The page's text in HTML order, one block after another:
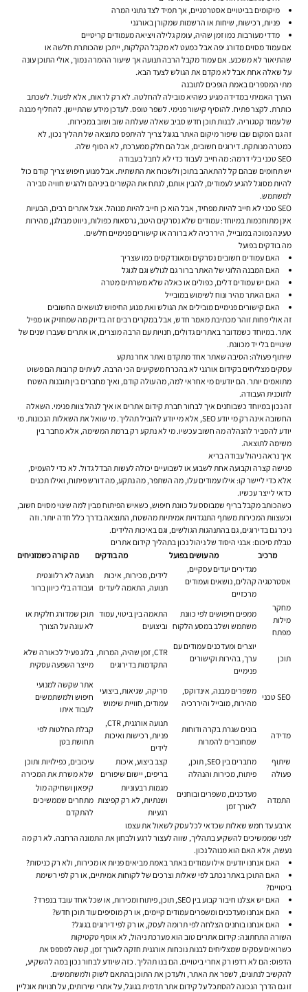
מיקומים בביטויים אסטרטגיים, אך תמיד לצד נתוני המרה
פניות, רכישות, שיחות או הרשמות שמקורן באורגני
מדדי מעורבות כמו זמן שהיה, עומק גלילה ויציאה מעמודים קריטיים
אם עמוד מסוים מדורג יפה אבל כמעט לא מקבל הקלקות, ייתכן שהכותרת חלשה או
שהתיאור לא משכנע. אם עמוד מקבל הרבה תנועה אך שיעור ההמרה נמוך, אולי התוכן עונה
על שאלה אחת אבל לא מקדם את הגולש לצעד הבא.
מתי המספרים באמת הופכים לתובנה
הערך האמיתי במדידה מגיע כשהיא מובילה להחלטה. לא רק לראות, אלא לפעול. לשכתב
כותרת. לקצר פתיח. להוסיף קישור פנימי. לשפר טופס. לעדכן מידע שהתיישן. להחליף מבנה
של עמוד קטגוריה. לבנות תוכן חדש סביב שאלה שעלתה שוב ושוב במכירות.
זה גם המקום שבו שיפור מיקום האתר בגוגלצריך להיתפס כתוצאה של תהליך נכון, לא
כמטרה מנותקת. דירוגים חשובים, אבל הם חלק ממערכת, לא הסוף שלה.
SEO טכני בלי דרמה: מה חייב לעבוד כדי לא לחבל בעבודה
יש תחומים שבהם קל להתאהב בתוכן ולשכוח את התשתית. אבל מנוע חיפוש צריך קודם כול
להיות מסוגל להגיע לעמודים, להבין אותם, לנתח את הקשרים ביניהם ולהגיש חוויה סבירה
למשתמש.
SEO טכני לא חייב להיות מפחיד, אבל הוא כן חייב להיות מנוהל. אצל אתרים רבים, הבעיות
אינן מתוחכמות במיוחד: עמודים שלא נסרקים היטב, גרסאות כפולות, ניווט מבולגן, מהירות
טעינה נמוכה במובייל, היררכיה לא ברורה או קישורים פנימיים חלשים.
מה בודקים בפועל
האם עמודים חשובים נסרקים ומאונדקסים כמו שצריך
האם המבנה הלוגי של האתר ברור גם לגולש וגם לגוגל
האם יש עמודים דלים, כפולים או כאלה שלא משרתים מטרה
האם האתר מהיר ונוח לשימוש במובייל
האם קישורים פנימיים מובילים את הגולש ואת מנוע החיפוש לנושאים החשובים
זה אולי פחות זוהר מכתיבת מאמר חדש, אבל במקרים רבים זה בדיוק מה שמחזיק או מפיל
אתר. במיוחד כשמדובר באתרים גדולים, חנויות עם הרבה מוצרים, או אתרים שעברו שנים של
שינויים בלי יד מכוונת.
שיתוף פעולה: הסיבה שאתר אחד מתקדם ואתר אחר נתקע
עסקים מצליחים בקידום אורגני לא בהכרח משקיעים הכי הרבה. לעיתים קרובות הם פשוט
מתואמים יותר. הם יודעים מי אחראי למה, מה עולה קודם, ואיך מחברים בין תובנות השטח
לתוכנית העבודה.
זה נכון במיוחד כשבוחנים איך לבחור חברת קידום אתרים או איך לנהל צוות פנימי. השאלה
החשובה אינה רק מי יודע SEO, אלא מי יודע להוביל תהליך. מי שואל את השאלות הנכונות. מי
יודע להסביר להנהלה מה חשוב עכשיו. מי לא נתקע רק ברמת המשימה, אלא מחבר בין
משימה לתוצאה.
איך נראה ניהול עבודה בריא
פגישה קצרה וקבועה אחת לשבוע או לשבועיים יכולה לעשות הבדל גדול. לא כדי להעמיס,
אלא כדי ליישר קו: אילו עמודים עלו, מה השתפר, מה נתקע, מה דורש פיתוח, ואילו תכנים
כדאי לייצר עכשיו.
כשהכותב מקבל בריף שמבוסס על כוונת חיפוש, כשאיש הפיתוח מבין למה שינוי מסוים חשוב,
וכשצוות המכירות משתף התנגדויות אמיתיות מהשטח, התוצאה בדרך כלל חדה יותר. וזה
ניכר גם בדירוגים, גם בהתנהגות הגולשים, וגם באיכות הלידים.
טבלת סיכום: אבני היסוד של ניהול נכון בתהליך קידום אתרים
מרכיב
מה עושים בפועל מה בודקים מה קורה כשמזניחים
אסטרטגיה
מגדירים יעדים עסקיים,
קהלים, נושאים ועמודים
מרכזיים
לידים, מכירות, איכות
תנועה, התאמה ליעדים
תנועה לא רלוונטית
ועבודה בלי כיוון ברור
מחקר
מילות
מפתח
ממפים חיפושים לפי כוונת
משתמש ושלב במסע הלקוח
התאמה בין ביטוי, עמוד
וביצועים
תוכן שמדורג חלקית או
לא עונה על הצורך
תוכן
יוצרים ומעדכנים עמודים עם
ערך, בהירות וקישורים
פנימיים
CTR, זמן שהיה, המרות,
התקדמות בדירוגים
בלוג פעיל לכאורה שלא
מייצר השפעה עסקית
SEO טכני
משפרים מבנה, אינדוקס,
מהירות, מובייל והיררכיה
סריקה, שגיאות, ביצועי
עמודים, חוויית שימוש
אתר שקשה למנועי
חיפוש ולמשתמשים
לעבוד איתו
מדידה
בונים שגרת בקרה ודוחות
שמחוברים להמרות
תנועה אורגנית, CTR,
פניות, רכישות ואיכות
לידים
קבלת החלטות לפי
תחושת בטן
שיתוף
פעולה
מחברים בין SEO, תוכן,
פיתוח, מכירות והנהלה
קצב ביצוע, איכות
בריפים, יישום שיפורים
עיכובים, כפילויות ותוכן
שלא משרת את המכירה
התמדה
מעדכנים, משפרים ובוחנים
לאורך זמן
מגמות רבעוניות
ושנתיות, לא רק קפיצות
רגעיות
קיפאון ושחיקה מול
מתחרים שממשיכים
להתקדם
ארבע עד חמש שאלות שכדאי לכל עסק לשאול את עצמו
לפני שממשיכים להשקיע בתהליך, שווה לעצור לרגע ולבחון את התמונה הרחבה. לא רק מה
נעשה, אלא האם הוא מנוהל נכון.
האם אנחנו יודעים אילו עמודים באתר באמת מביאים פניות או מכירות, ולא רק כניסות?
האם התוכן באתר נכתב לפי שאלות וצרכים של לקוחות אמיתיים, או רק לפי רשימת
ביטויים?
האם יש אצלנו חיבור קבוע בין SEO, תוכן, פיתוח ומכירות, או שכל אחד עובד בנפרד?
האם אנחנו מעדכנים ומשפרים עמודים קיימים, או רק מוסיפים עוד תוכן חדש?
האם אנחנו בוחנים הצלחה לפי תרומה לעסק, או רק לפי דירוגים בגוגל?
השורה התחתונה: קידום אתרים טוב הוא מערכת ניהול, לא אוסף טקטיקות
כשרואים עסקים שמצליחים לבנות נוכחות אורגנית חזקה לאורך זמן, קשה לפספס את
הדפוס: הם לא רדפו רק אחרי ביטויים. הם בנו תהליך. כזה שיודע לבחור נכון במה להשקיע,
להקשיב לנתונים, לשפר את האתר, ולעדכן את התוכן בהתאם לשוק ולמשתמשים.
זו גם הדרך הנכונה להסתכל על קידום אתר תדמית בגוגל, על אתרי שירותים, על חנויות אונליין